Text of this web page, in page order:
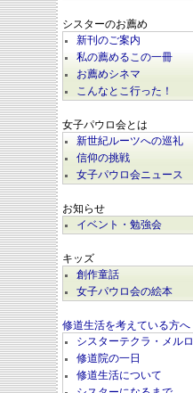
シスターのお薦め
新刊のご案内
私の薦めるこの一冊
お薦めシネマ
こんなとこ行った！
女子パウロ会とは
新世紀ルーツへの巡礼
信仰の挑戦
女子パウロ会ニュース
お知らせ
イベント・勉強会
キッズ
創作童話
女子パウロ会の絵本
修道生活を考えている方へ
シスターテクラ・メルロ
修道院の一日
修道生活について